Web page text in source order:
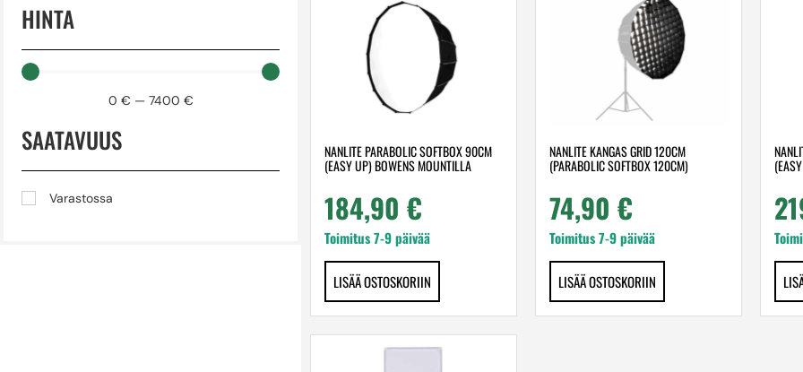
HINTA
0 € — 7400 €
SAATAVUUS
Varastossa
NANLITE PARABOLIC SOFTBOX 90CM
(EASY UP) BOWENS MOUNTILLA
184,90 €
Toimitus 7-9 päivää
LISÄÄ OSTOSKORIIN
NANLITE KANGAS GRID 120CM
(PARABOLIC SOFTBOX 120CM)
74,90 €
Toimitus 7-9 päivää
LISÄÄ OSTOSKORIIN